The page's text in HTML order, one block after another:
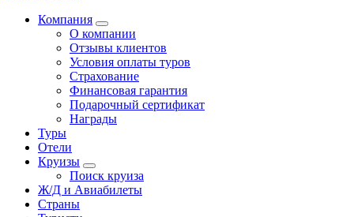
Компания
О компании
Отзывы клиентов
Условия оплаты туров
Страхование
Финансовая гарантия
Подарочный сертификат
Награды
Туры
Отели
Круизы
Поиск круиза
Ж/Д и Авиабилеты
Страны